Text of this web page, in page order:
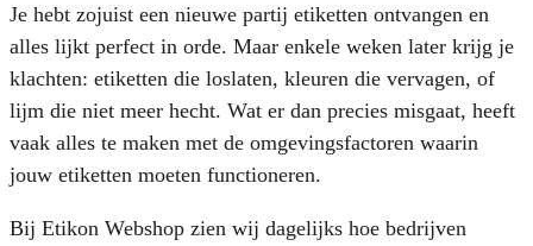
Je hebt zojuist een nieuwe partij etiketten ontvangen en
alles lijkt perfect in orde. Maar enkele weken later krijg je
klachten: etiketten die loslaten, kleuren die vervagen, of
lijm die niet meer hecht. Wat er dan precies misgaat, heeft
vaak alles te maken met de omgevingsfactoren waarin
jouw etiketten moeten functioneren.
Bij Etikon Webshop zien wij dagelijks hoe bedrijven